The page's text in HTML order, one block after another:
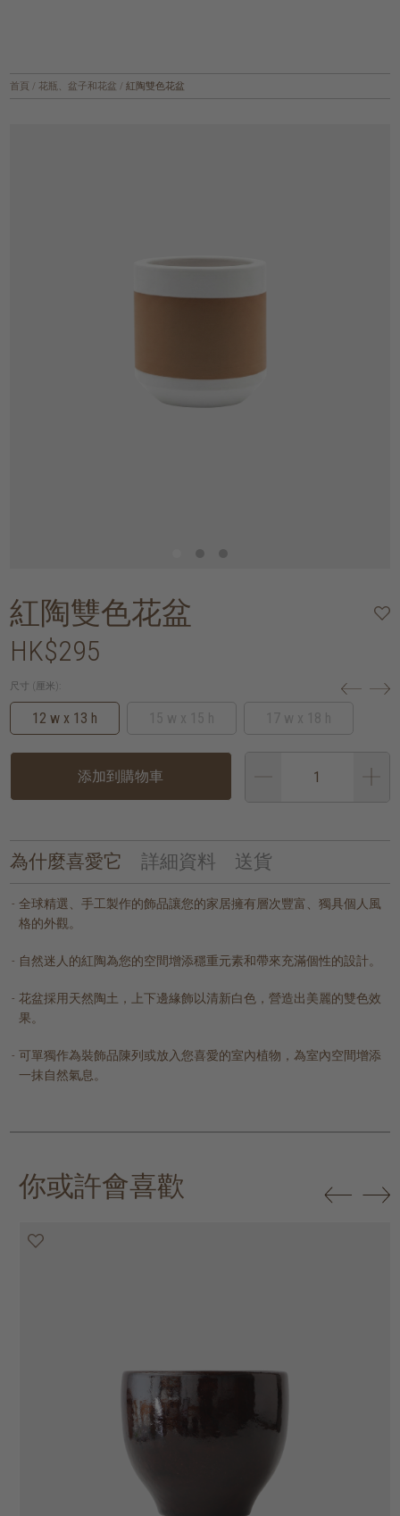
首頁 / 花瓶、盆子和花盆 / 紅陶雙色花盆
紅陶雙色花盆
HK$295
尺寸 (厘米):
12 w x 13 h
添加到購物車
為什麼喜愛它 詳細資料 送貨
全球精選、手工製作的飾品讓您的家居擁有層次豐富、獨具個人風
格的外觀。
自然迷人的紅陶為您的空間增添穩重元素和帶來充滿個性的設計。
花盆採用天然陶土，上下邊緣飾以清新白色，營造出美麗的雙色效
果。
可單獨作為裝飾品陳列或放入您喜愛的室內植物，為室內空間增添
一抹自然氣息。
你或許會喜歡